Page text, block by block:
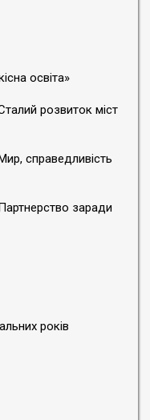
освіта»
розвиток міст
справедливість
заради
років